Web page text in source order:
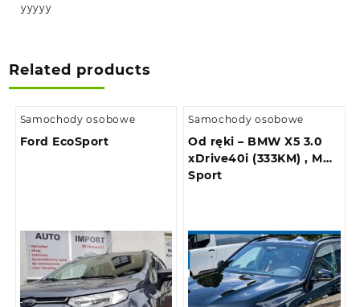
yyyyy
Related products
Samochody osobowe
Ford EcoSport
Samochody osobowe
Od ręki – BMW X5 3.0
xDrive40i (333KM) , M
Sport